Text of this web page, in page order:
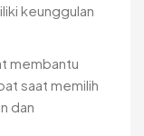
keunggulan
membantu
saat memilih
dan